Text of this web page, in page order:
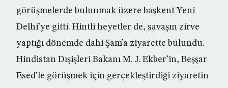
görüşmelerde bulunmak üzere başkent Yeni
Delhi’ye gitti. Hintli heyetler de, savaşın zirve
yaptığı dönemde dahi Şam’a ziyarette bulundu.
Hindistan Dışişleri Bakanı M. J. Ekber’in, Beşşar
Esed’le görüşmek için gerçekleştirdiği ziyaretin